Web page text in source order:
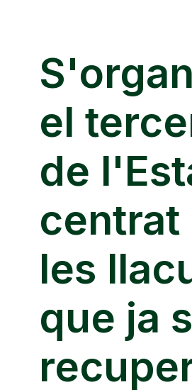
el
de
centrat
les
que ja